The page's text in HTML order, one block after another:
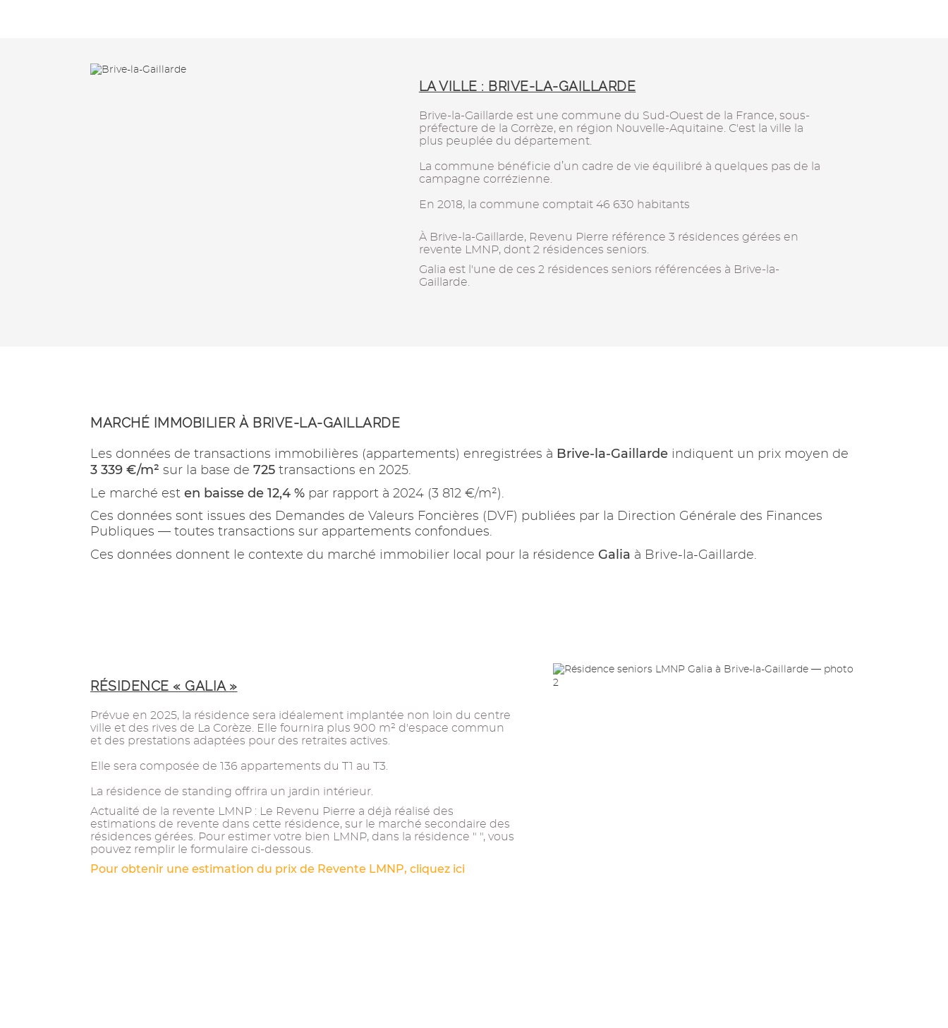
LA VILLE : BRIVE-LA-GAILLARDE
Brive-la-Gaillarde est une commune du Sud-Ouest de la France, sous-
préfecture de la Corrèze, en région Nouvelle-Aquitaine. C'est la ville la
plus peuplée du département.
La commune bénéficie d’un cadre de vie équilibré à quelques pas de la
campagne corrézienne.
En 2018, la commune comptait 46 630 habitants
À Brive-la-Gaillarde, Revenu Pierre référence 3 résidences gérées en
revente LMNP, dont 2 résidences seniors.
Galia est l'une de ces 2 résidences seniors référencées à Brive-la-
Gaillarde.
MARCHÉ IMMOBILIER À BRIVE-LA-GAILLARDE
Les données de transactions immobilières (appartements) enregistrées à Brive-la-Gaillarde indiquent un prix moyen de
3 339 €/m² sur la base de 725 transactions en 2025.
Le marché est en baisse de 12,4 % par rapport à 2024 (3 812 €/m²).
Ces données sont issues des Demandes de Valeurs Foncières (DVF) publiées par la Direction Générale des Finances
Publiques — toutes transactions sur appartements confondues.
Ces données donnent le contexte du marché immobilier local pour la résidence Galia à Brive-la-Gaillarde.
RÉSIDENCE « GALIA »
Prévue en 2025, la résidence sera idéalement implantée non loin du centre
ville et des rives de La Corèze. Elle fournira plus 900 m² d'espace commun
et des prestations adaptées pour des retraites actives.
Elle sera composée de 136 appartements du T1 au T3.
La résidence de standing offrira un jardin intérieur.
Actualité de la revente LMNP : Le Revenu Pierre a déjà réalisé des
estimations de revente dans cette résidence, sur le marché secondaire des
résidences gérées. Pour estimer votre bien LMNP, dans la résidence " ", vous
pouvez remplir le formulaire ci-dessous.
Pour obtenir une estimation du prix de Revente LMNP, cliquez ici